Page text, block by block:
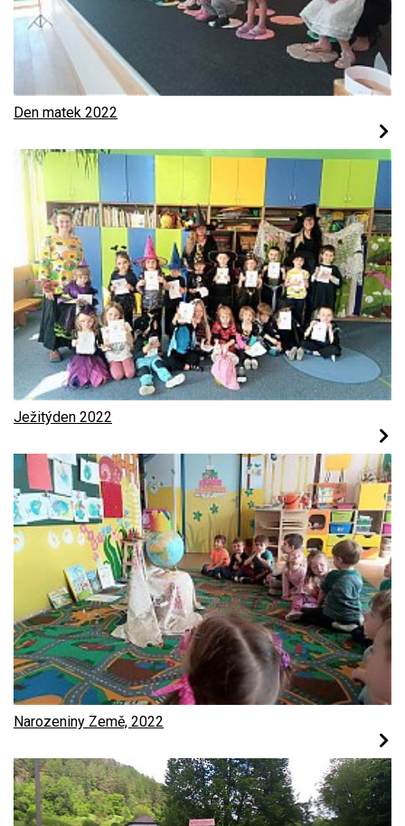
Den matek 2022
Ježitýden 2022
Narozeniny Země, 2022